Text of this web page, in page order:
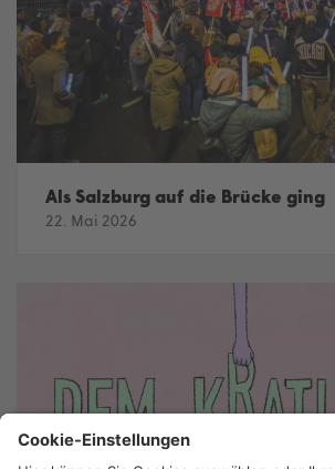
Als Salzburg auf die Brücke ging
22. Mai 2026